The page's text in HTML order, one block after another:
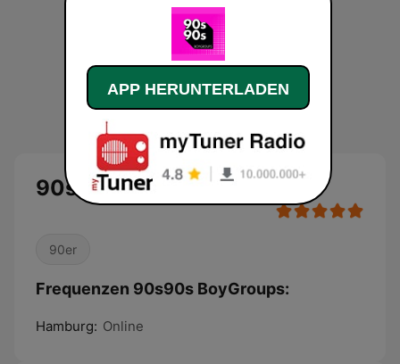
90s90s BoyGroups Live
90er
Frequenzen 90s90s BoyGroups:
Hamburg: Online
APP HERUNTERLADEN